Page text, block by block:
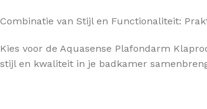
Combinatie van Stijl en Functionaliteit:
Kies voor de Aquasense Plafondarm
stijl en kwaliteit in je badkamer